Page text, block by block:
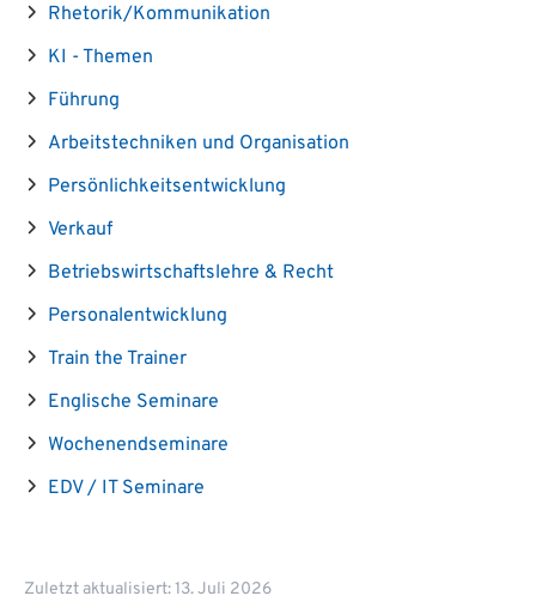
Rhetorik/Kommunikation
KI - Themen
Führung
Arbeitstechniken und Organisation
Persönlichkeitsentwicklung
Verkauf
Betriebswirtschaftslehre & Recht
Personalentwicklung
Train the Trainer
Englische Seminare
Wochenendseminare
EDV / IT Seminare
Zuletzt aktualisiert: 13. Juli 2026